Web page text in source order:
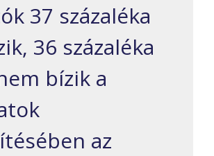
37 százaléka
36 százaléka
bízik a
az